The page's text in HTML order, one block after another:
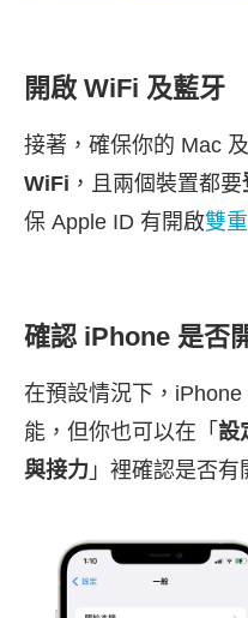
開啟 WiFi 及藍牙
接著，確保你的 Mac
WiFi ，且兩個裝置都要
保 Apple ID 有開啟雙
確認 iPhone 是否
在預設情況下，
能，但你也可以在「 設
與接力 」裡確認是否有